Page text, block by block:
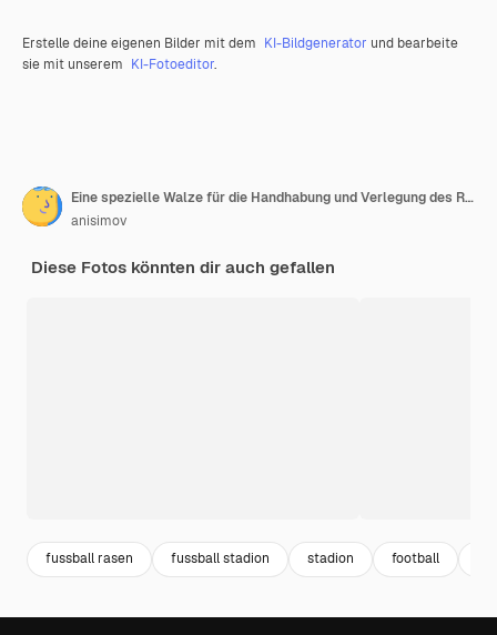
Erstelle deine eigenen Bilder mit dem KI-Bildgenerator und bearbeite
sie mit unserem KI-Fotoeditor.
Eine spezielle Walze für die Handhabung und Verlegung des Rasens.
anisimov
Diese Fotos könnten dir auch gefallen
fussball rasen fussball stadion stadion football